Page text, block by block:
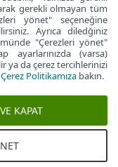
gerekli olmayan tüm
yönet" seçeneğine
Ayrıca diledğiniz
"Çerezleri yönet"
ayarlarınızda (varsa)
ya da çerez tercihlerinizi
Çerez Politikamıza bakın.
KAPAT